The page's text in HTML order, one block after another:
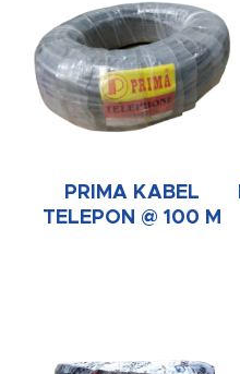
PRIMA KABEL
TELEPON @ 100 M